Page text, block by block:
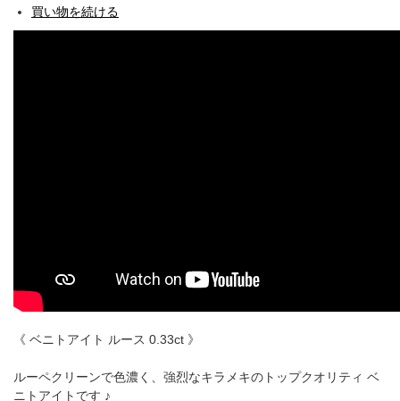
買い物を続ける
《 ベニトアイト ルース 0.33ct 》
ルーペクリーンで色濃く、強烈なキラメキのトップクオリティ ベ
ニトアイトです ♪